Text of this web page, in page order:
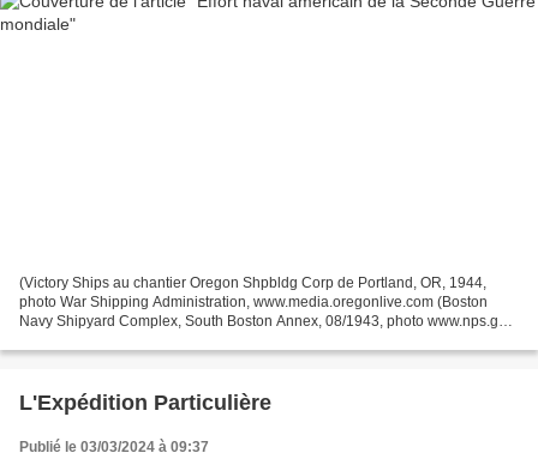
(Victory Ships au chantier Oregon Shpbldg Corp de Portland, OR, 1944,
photo War Shipping Administration, www.media.oregonlive.com (Boston
Navy Shipyard Complex, South Boston Annex, 08/1943, photo www.nps.gov)
L'Expédition Particulière
Publié le 03/03/2024 à 09:37